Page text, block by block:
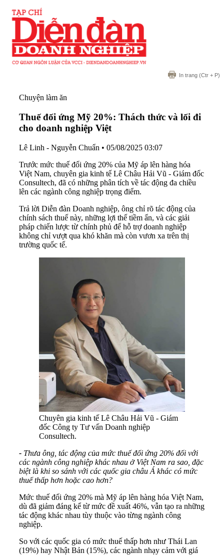
In trang (Ctr + P)
Chuyện làm ăn
Thuế đối ứng Mỹ 20%: Thách thức và lối đi
cho doanh nghiệp Việt
Lê Linh - Nguyễn Chuẩn • 05/08/2025 03:07
Trước mức thuế đối ứng 20% của Mỹ áp lên hàng hóa
Việt Nam, chuyên gia kinh tế Lê Châu Hải Vũ - Giám đốc
Consultech, đã có những phân tích về tác động đa chiều
lên các ngành công nghiệp trọng điểm.
Trả lời Diễn đàn Doanh nghiệp, ông chỉ rõ tác động của
chính sách thuế này, những lợi thế tiềm ẩn, và các giải
pháp chiến lược từ chính phủ để hỗ trợ doanh nghiệp
không chỉ vượt qua khó khăn mà còn vươn xa trên thị
trường quốc tế.
Chuyên gia kinh tế Lê Châu Hải Vũ - Giám
đốc Công ty Tư vấn Doanh nghiệp
Consultech.
- Thưa ông, tác động của mức thuế đối ứng 20% đối với
các ngành công nghiệp khác nhau ở Việt Nam ra sao, đặc
biệt là khi so sánh với các quốc gia châu Á khác có mức
thuế thấp hơn hoặc cao hơn?
Mức thuế đối ứng 20% mà Mỹ áp lên hàng hóa Việt Nam,
dù đã giảm đáng kể từ mức đề xuất 46%, vẫn tạo ra những
tác động khác nhau tùy thuộc vào từng ngành công
nghiệp.
So với các quốc gia có mức thuế thấp hơn như Thái Lan
(19%) hay Nhật Bản (15%), các ngành nhạy cảm với giá